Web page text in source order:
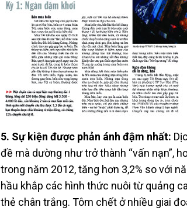
5. Sự kiện được phản ánh đậm nhất:
đề mà dường như trở thành “vấn nạn”,
trong năm 2012, tăng hơn 3,2% so với
hầu khắp các hình thức nuôi từ quảng
thẻ chân trắng. Tôm chết ở nhiều giai